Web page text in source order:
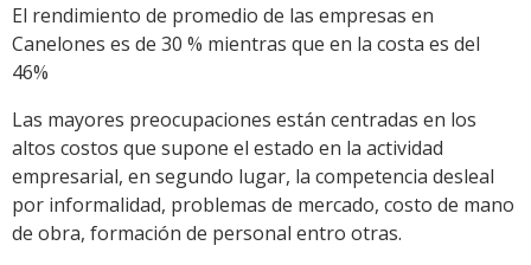
El rendimiento de promedio de las empresas en
Canelones es de 30 % mientras que en la costa es del
46%
Las mayores preocupaciones están centradas en los
altos costos que supone el estado en la actividad
empresarial, en segundo lugar, la competencia desleal
por informalidad, problemas de mercado, costo de mano
de obra, formación de personal entro otras.